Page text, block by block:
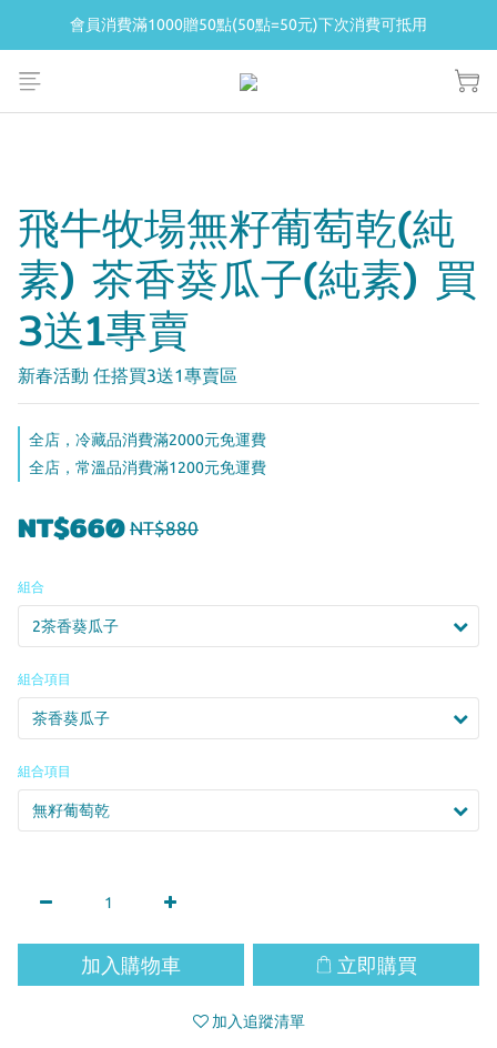
會員消費滿1000贈50點(50點=50元)下次消費可抵用
會員消費滿1000贈50點(50點=50元)下次消費可抵用
冷藏滿2000免運  常溫滿1200免運
飛牛牧場無籽葡萄乾(純
素) 茶香葵瓜子(純素) 買
3送1專賣
新春活動 任搭買3送1專賣區
全店，冷藏品消費滿2000元免運費
全店，常溫品消費滿1200元免運費
NT$660 NT$880
組合
組合項目
組合項目
加入購物車 立即購買
加入追蹤清單